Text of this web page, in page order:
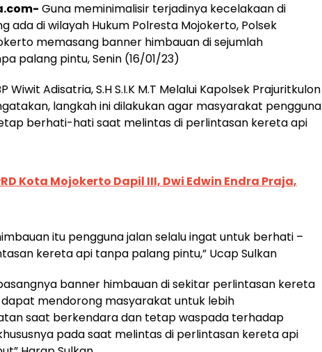
Guna meminimalisir terjadinya kecelakaan di
ada di wilayah Hukum Polresta Mojokerto, Polsek
memasang banner himbauan di sejumlah
palang pintu, Senin (16/01/23)
Wiwit Adisatria, S.H S.I.K M.T Melalui Kapolsek Prajuritkulon
langkah ini dilakukan agar masyarakat pengguna
berhati-hati saat melintas di perlintasan kereta api
Kota Mojokerto Dapil III, Dwi Edwin Endra Praja,
itu pengguna jalan selalu ingat untuk berhati –
kereta api tanpa palang pintu,” Ucap Sulkan
banner himbauan di sekitar perlintasan kereta
mendorong masyarakat untuk lebih
saat berkendara dan tetap waspada terhadap
pada saat melintas di perlintasan kereta api